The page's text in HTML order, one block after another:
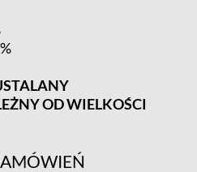
OD WIELKOŚCI